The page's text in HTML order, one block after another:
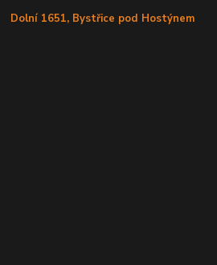
Dolní 1651, Bystřice pod Hostýnem